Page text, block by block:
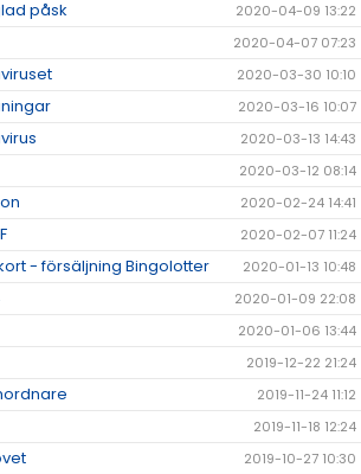
påsk 2020-04-09 13:22
2020-04-07 07:23
2020-03-30 10:10
2020-03-16 10:07
2020-03-13 14:43
2020-03-12 08:14
2020-02-24 14:41
2020-02-07 11:24
- försäljning Bingolotter 2020-01-13 10:48
2020-01-09 22:08
2020-01-06 13:44
2019-12-22 21:24
2019-11-24 11:12
2019-11-18 12:24
2019-10-27 10:30